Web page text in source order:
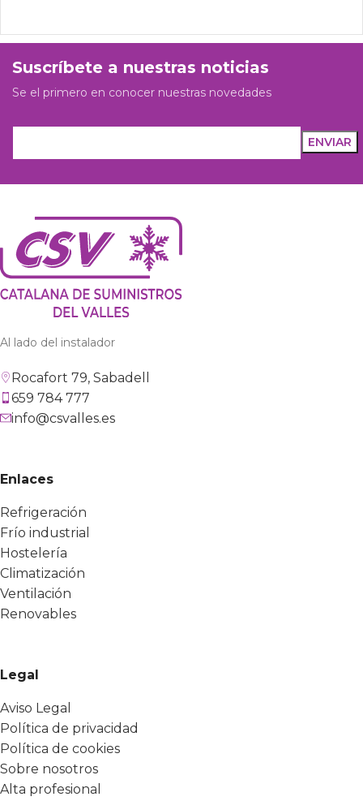
Suscríbete a nuestras noticias
Se el primero en conocer nuestras novedades
Al lado del instalador
Rocafort 79, Sabadell
659 784 777
info@csvalles.es
Enlaces
Refrigeración
Frío industrial
Hostelería
Climatización
Ventilación
Renovables
Legal
Aviso Legal
Política de privacidad
Política de cookies
Sobre nosotros
Alta profesional